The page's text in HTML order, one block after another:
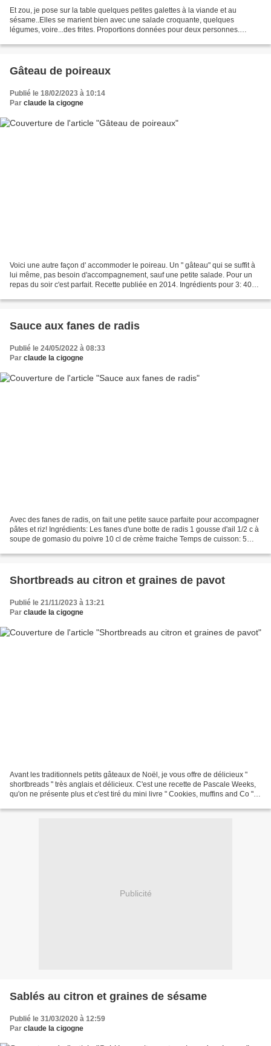
Et zou, je pose sur la table quelques petites galettes à la viande et au
sésame..Elles se marient bien avec une salade croquante, quelques
légumes, voire...des frites. Proportions données pour deux personnes.
Gâteau de poireaux
Publié le 18/02/2023 à 10:14
Par claude la cigogne
Voici une autre façon d' accommoder le poireau. Un " gâteau" qui se suffit à
lui même, pas besoin d'accompagnement, sauf une petite salade. Pour un
repas du soir c'est parfait. Recette publiée en 2014. Ingrédients pour 3: 400
Sauce aux fanes de radis
Publié le 24/05/2022 à 08:33
Par claude la cigogne
Avec des fanes de radis, on fait une petite sauce parfaite pour accompagner
pâtes et riz! Ingrédients: Les fanes d'une botte de radis 1 gousse d'ail 1/2 c à
soupe de gomasio du poivre 10 cl de crème fraiche Temps de cuisson: 5
Shortbreads au citron et graines de pavot
Publié le 21/11/2023 à 13:21
Par claude la cigogne
Avant les traditionnels petits gâteaux de Noël, je vous offre de délicieux "
shortbreads " très anglais et délicieux. C'est une recette de Pascale Weeks,
qu'on ne présente plus et c'est tiré du mini livre " Cookies, muffins and Co "
Publicité
Sablés au citron et graines de sésame
Publié le 31/03/2020 à 12:59
Par claude la cigogne